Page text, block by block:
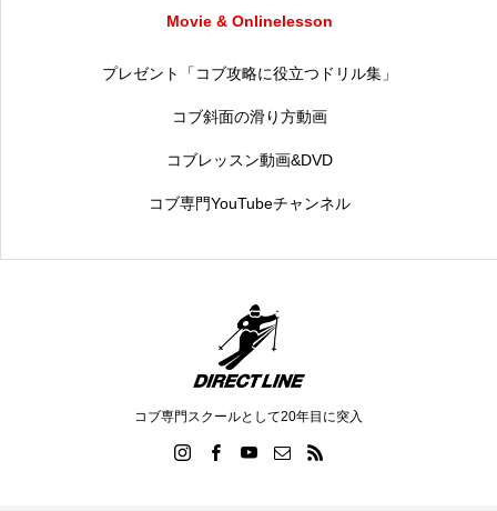
Movie & Onlinelesson
プレゼント「コブ攻略に役立つドリル集」
コブ斜面の滑り方動画
コブレッスン動画&DVD
コブ専門YouTubeチャンネル
コブ専門スクールとして20年目に突入